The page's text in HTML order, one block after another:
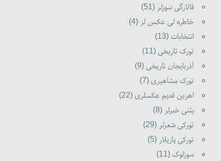
قالارگی سوزلر (51)
خاطره لی عکس لر (4)
انتخابات (13)
تورک تاریخی (11)
آذربایجان تاریخی (9)
تورک مشاهیری (7)
اهرین قدیم عکسلری (22)
یئنی خبرلر (8)
تورکی شعرلر (29)
تورکی یازیلار (5)
سوزلوک (11)